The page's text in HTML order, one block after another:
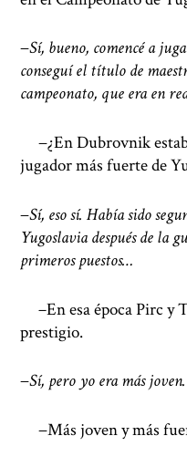
−Sí, bueno, comencé a
conseguí el título de
campeonato, que era en
−¿En Dubrovnik
jugador más fuerte de
−Sí, eso sí. Había sido
Yugoslavia después de la
primeros puestos…
−En esa época Pirc
prestigio.
−Sí, pero yo era más joven.
−Más joven y más